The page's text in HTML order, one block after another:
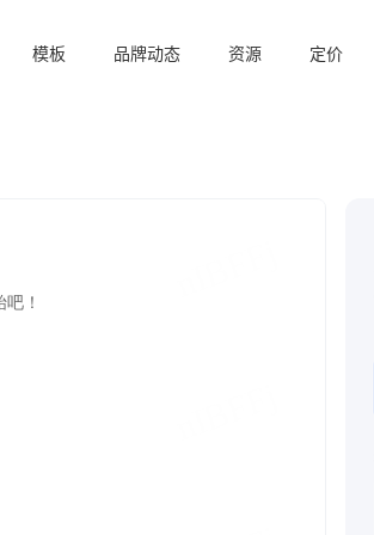
模板 品牌动态 资源 定价